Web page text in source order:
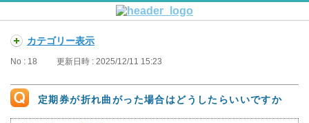
カテゴリー表示
No : 18 更新日時 : 2025/12/11 15:23
定期券が折れ曲がった場合はどうしたらいいですか